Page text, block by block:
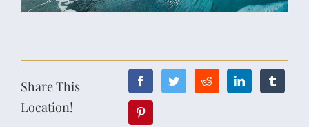
Share This
Location!